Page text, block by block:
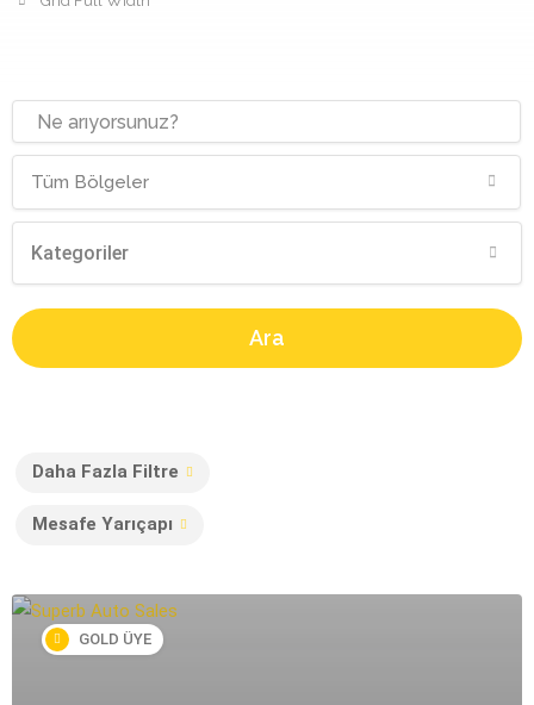
Tüm Bölgeler
Kategoriler
Ara
Daha Fazla Filtre
Mesafe Yarıçapı
GOLD ÜYE